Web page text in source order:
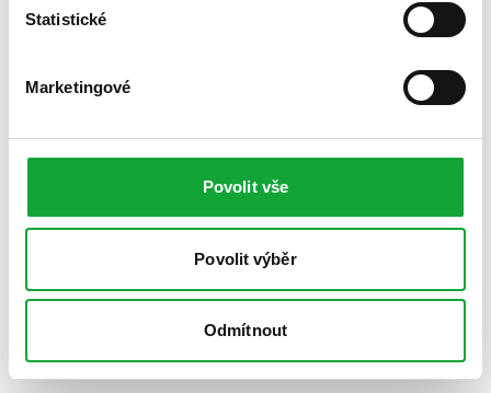
Statistické
Marketingové
Povolit vše
Povolit výběr
Odmítnout